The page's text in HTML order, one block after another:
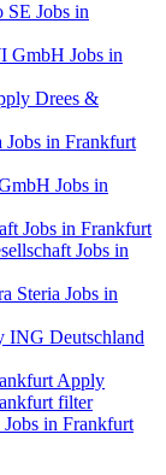
SE Jobs in
GmbH Jobs in
Drees &
in Frankfurt
Jobs in
Jobs in Frankfurt
Jobs in
Steria Jobs in
ING Deutschland
Apply
filter
in Frankfurt